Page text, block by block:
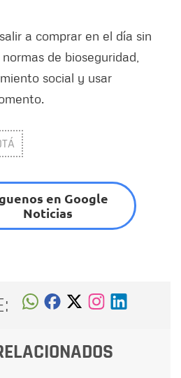
a comprar en el día sin
de bioseguridad,
social y usar
en Google
Noticias